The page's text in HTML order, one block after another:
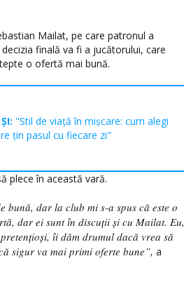
Mailat, pe care patronul a
finală va fi a jucătorului, care
o ofertă mai bună.
"Stil de viață în mișcare: cum alegi
țin pasul cu fiecare zi"
plece în această vară.
bună, dar la club mi s-a spus că este o
dar ei sunt în discuții și cu Mailat. Eu,
îi dăm drumul dacă vrea să
sigur va mai primi oferte bune”, a